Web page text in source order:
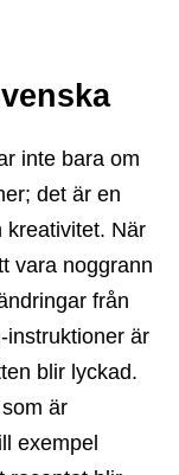
inte bara om
det är en
kreativitet. När
vara noggrann
från
instruktioner är
blir lyckad.
är
exempel